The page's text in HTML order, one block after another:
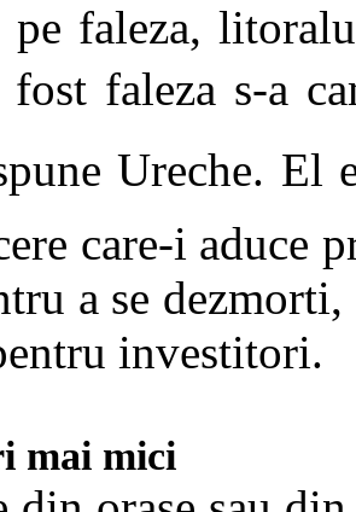
pe faleza,
a fost faleza s-a
spune Ureche.
care-i aduce
a se
investitori.
mai mici